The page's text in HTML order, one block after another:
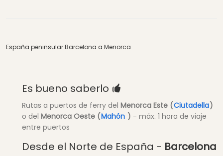
España peninsular Barcelona a Menorca
Es bueno saberlo
Rutas a puertos de ferry del Menorca Este (Ciutadella)
o del Menorca Oeste (Mahón ) - máx. 1 hora de viaje
entre puertos
Desde el Norte de España - Barcelona